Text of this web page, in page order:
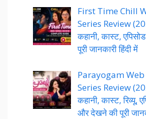
First Time Chill
Series Review
कहानी, कास्ट,
पूरी जानकारी हिंदी में
Parayogam Web
Series Review
कहानी, कास्ट, रिव्यू,
और देखने की पूरी